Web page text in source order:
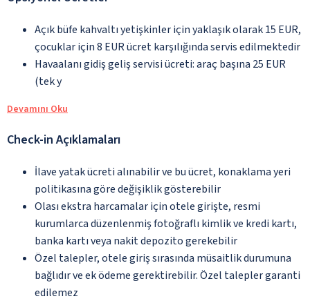
Açık büfe kahvaltı yetişkinler için yaklaşık olarak 15 EUR,
çocuklar için 8 EUR ücret karşılığında servis edilmektedir
Havaalanı gidiş geliş servisi ücreti: araç başına 25 EUR
(tek y
Devamını Oku
Check-in Açıklamaları
İlave yatak ücreti alınabilir ve bu ücret, konaklama yeri
politikasına göre değişiklik gösterebilir
Olası ekstra harcamalar için otele girişte, resmi
kurumlarca düzenlenmiş fotoğraflı kimlik ve kredi kartı,
banka kartı veya nakit depozito gerekebilir
Özel talepler, otele giriş sırasında müsaitlik durumuna
bağlıdır ve ek ödeme gerektirebilir. Özel talepler garanti
edilemez